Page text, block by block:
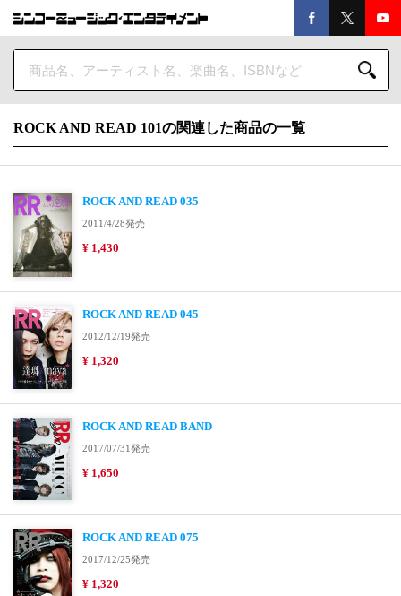
ROCK AND READ 101の関連した商品の一覧
ROCK AND READ 035
2011/4/28発売
¥ 1,430
ROCK AND READ 045
2012/12/19発売
¥ 1,320
ROCK AND READ BAND
2017/07/31発売
¥ 1,650
ROCK AND READ 075
2017/12/25発売
¥ 1,320